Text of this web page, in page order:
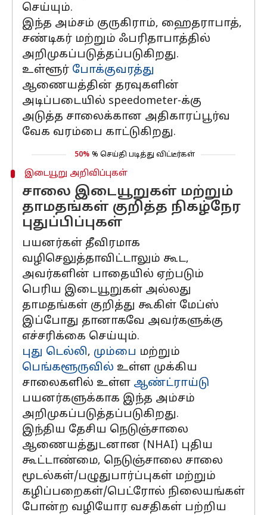
செய்யும்.
இந்த அம்சம் குருகிராம், ஹைதராபாத்,
சண்டிகர் மற்றும் ஃபரிதாபாத்தில்
அறிமுகப்படுத்தப்படுகிறது.
உள்ளூர் போக்குவரத்து
ஆணையத்தின் தரவுகளின்
அடிப்படையில் speedometer-க்கு
அடுத்த சாலைக்கான அதிகாரப்பூர்வ
வேக வரம்பை காட்டுகிறது.
50% % செய்தி படித்து விட்டீர்கள்
இடையூறு அறிவிப்புகள்
சாலை இடையூறுகள் மற்றும்
தாமதங்கள் குறித்த நிகழ்நேர
புதுப்பிப்புகள்
பயனர்கள் தீவிரமாக
வழிசெலுத்தாவிட்டாலும் கூட,
அவர்களின் பாதையில் ஏற்படும்
பெரிய இடையூறுகள் அல்லது
தாமதங்கள் குறித்து கூகிள் மேப்ஸ்
இப்போது தானாகவே அவர்களுக்கு
எச்சரிக்கை செய்யும்.
புது டெல்லி, மும்பை மற்றும்
பெங்களூருவில் உள்ள முக்கிய
சாலைகளில் உள்ள ஆண்ட்ராய்டு
பயனர்களுக்காக இந்த அம்சம்
அறிமுகப்படுத்தப்படுகிறது.
இந்திய தேசிய நெடுஞ்சாலை
ஆணையத்துடனான (NHAI) புதிய
கூட்டாண்மை, நெடுஞ்சாலை சாலை
மூடல்கள்/பழுதுபார்ப்புகள் மற்றும்
கழிப்பறைகள்/பெட்ரோல் நிலையங்கள்
போன்ற வழியோர வசதிகள் பற்றிய